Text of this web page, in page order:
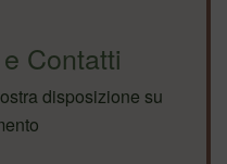
Contatti
disposizione su